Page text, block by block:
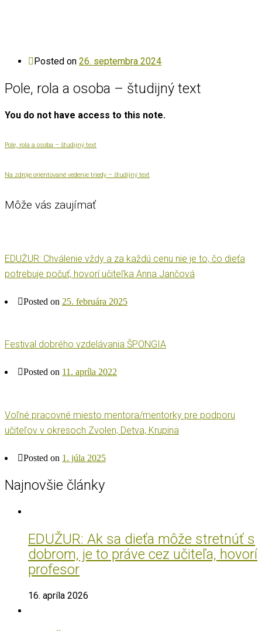
Posted on 26. septembra 2024
Pole, rola a osoba – študijný text
You do not have access to this note.
Pole, rola a osoba – študijný text
Na zdroje orientované vedenie triedy – študijný text
Môže vás zaujímať
EDUŽUR: Chválenie vždy a za každú cenu nie je to, čo dieťa
potrebuje počuť, hovorí učiteľka Anna Jančová
Posted on 25. februára 2025
Festival dobrého vzdelávania ŠPONGIA
Posted on 11. apríla 2022
Voľné pracovné miesto mentora/mentorky pre podporu
učiteľov v okresoch Zvolen, Detva, Krupina
Posted on 1. júla 2025
Najnovšie články
EDUŽUR: Ak sa dieťa môže stretnúť s
dobrom, je to práve cez učiteľa, hovorí
profesor
16. apríla 2026